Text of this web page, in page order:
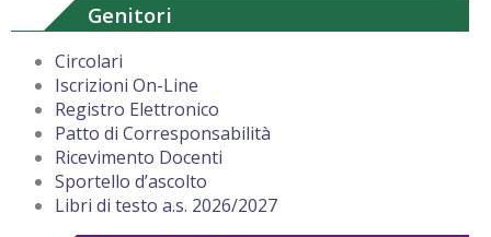
Genitori
Circolari
Iscrizioni On-Line
Registro Elettronico
Patto di Corresponsabilità
Ricevimento Docenti
Sportello d’ascolto
Libri di testo a.s. 2026/2027